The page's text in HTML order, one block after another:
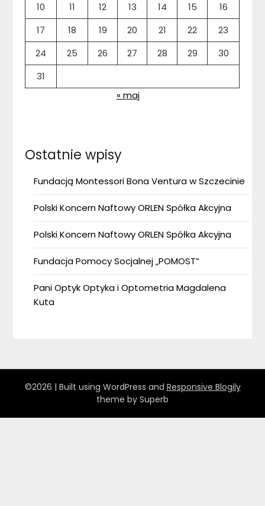
10
11 12 13 14 15
16
17
18 19 20 21 22
23
24
25 26 27 28 29
30
31
« maj
Ostatnie wpisy
Fundacją Montessori Bona Ventura w Szczecinie
Polski Koncern Naftowy ORLEN Spółka Akcyjna
Polski Koncern Naftowy ORLEN Spółka Akcyjna
Fundacja Pomocy Socjalnej „POMOST”
Pani Optyk Optyka i Optometria Magdalena
Kuta
©2026 | Built using WordPress and Responsive Blogily
theme by Superb